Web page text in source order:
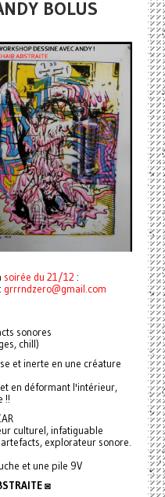
BOLUS
soirée du 21/12:
grrrndzero@gmail.com
sonores
chill)
et inerte en une créature
en déformant l'intérieur,
!!
culturel, infatiguable
explorateur sonore.
et une pile 9V
◙